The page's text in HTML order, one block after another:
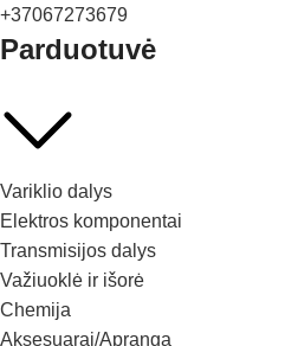
+37067273679
Parduotuvė
Variklio dalys
Elektros komponentai
Transmisijos dalys
Važiuoklė ir išorė
Chemija
Aksesuarai/Apranga